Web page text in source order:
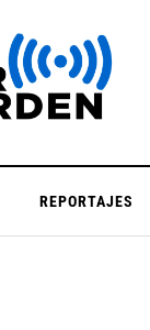
REPORTAJES